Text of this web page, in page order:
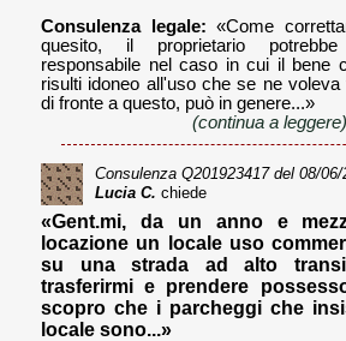
Consulenza legale: «Come
quesito, il proprietario
responsabile nel caso in cui il bene
risulti idoneo all'uso che se ne
di fronte a questo, può in genere...»
(continua a leggere)
Consulenza Q201923417del 08/06/
Lucia C. chiede
«Gent.mi, da un anno e
locazione un locale uso
su una strada ad alto
trasferirmi e prendere
scopro che i parcheggi che
locale sono...»